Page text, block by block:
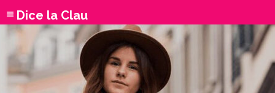
Dice la Clau